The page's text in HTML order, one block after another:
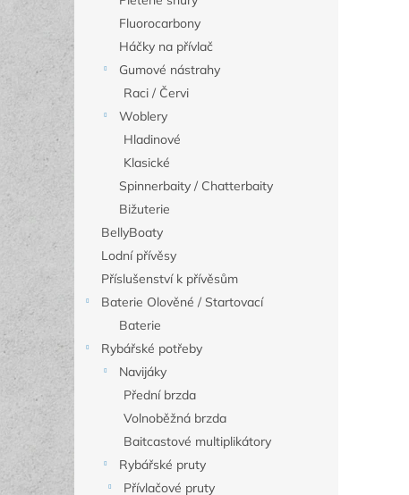
Fluorocarbony
Háčky na přívlač
Gumové nástrahy
Raci / Červi
Woblery
Hladinové
Klasické
Spinnerbaity / Chatterbaity
Bižuterie
BellyBoaty
Lodní přívěsy
Příslušenství k přívěsům
Baterie Olověné / Startovací
Baterie
Rybářské potřeby
Navijáky
Přední brzda
Volnoběžná brzda
Baitcastové multiplikátory
Rybářské pruty
Přívlačové pruty